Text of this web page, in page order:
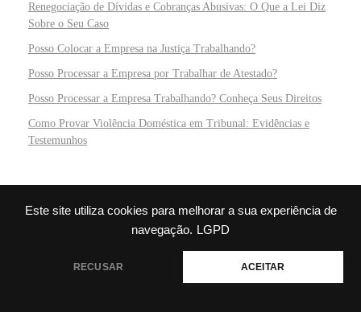
Este site utiliza cookies para melhorar a sua experiência de
navegação. LGPD
RECUSAR ACEITAR
Renegociação de Dívidas e Cobranças Abusivas: O Que a Lei Diz
Sobre o Seu Caso
Posso Colocar a Empresa na Justiça Trabalhando?
Posso Processar a Empresa por Trabalhar de Atestado?
Posso Processar a Empresa Trabalhando? Conheça Seus Direitos
Como Provar Violência Doméstica em Tribunal: Evidências e
Testemunhos
💬 Precisa de ajuda?